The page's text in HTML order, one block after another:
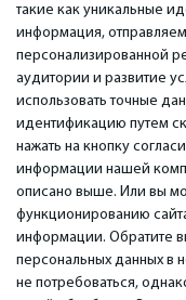
такие как уникальные
информация,
персонализированной
аудитории и развитие
использовать точные
идентификацию путем
нажать на кнопку
информации нашей
описано выше. Или вы
функционированию
информации. Обратите
персональных данных в
не потребоваться,
ВАЖНОЕ
Сервисные центры
Гарантия
Условия использования
Политика
конфиденциальности
Контакты
Дистанционный